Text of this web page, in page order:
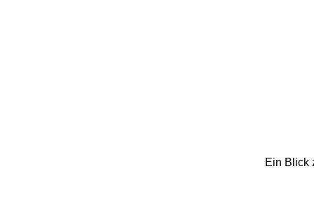
Ein Blick